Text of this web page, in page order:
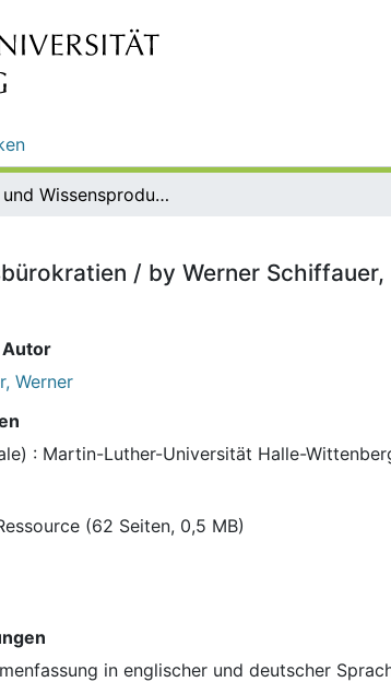
Ethos und Wissensproduktion bei Sicherheitsbürokratien / by Werner Schiffauer, European University Vadrina, Frankfurt (Oder)
/ by Werner
Werner
: Martin-Luther-Universität Halle-
(62 Seiten, 0,5 MB)
in englischer und deutscher